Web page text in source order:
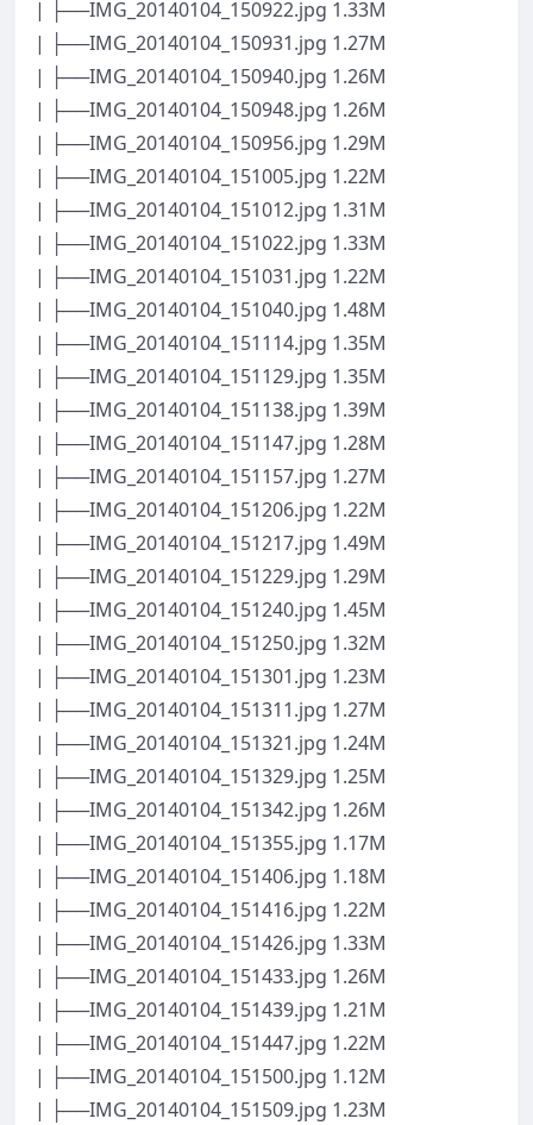
| ├──IMG_20140104_150922.jpg 1.33M
| ├──IMG_20140104_150931.jpg 1.27M
| ├──IMG_20140104_150940.jpg 1.26M
| ├──IMG_20140104_150948.jpg 1.26M
| ├──IMG_20140104_150956.jpg 1.29M
| ├──IMG_20140104_151005.jpg 1.22M
| ├──IMG_20140104_151012.jpg 1.31M
| ├──IMG_20140104_151022.jpg 1.33M
| ├──IMG_20140104_151031.jpg 1.22M
| ├──IMG_20140104_151040.jpg 1.48M
| ├──IMG_20140104_151114.jpg 1.35M
| ├──IMG_20140104_151129.jpg 1.35M
| ├──IMG_20140104_151138.jpg 1.39M
| ├──IMG_20140104_151147.jpg 1.28M
| ├──IMG_20140104_151157.jpg 1.27M
| ├──IMG_20140104_151206.jpg 1.22M
| ├──IMG_20140104_151217.jpg 1.49M
| ├──IMG_20140104_151229.jpg 1.29M
| ├──IMG_20140104_151240.jpg 1.45M
| ├──IMG_20140104_151250.jpg 1.32M
| ├──IMG_20140104_151301.jpg 1.23M
| ├──IMG_20140104_151311.jpg 1.27M
| ├──IMG_20140104_151321.jpg 1.24M
| ├──IMG_20140104_151329.jpg 1.25M
| ├──IMG_20140104_151342.jpg 1.26M
| ├──IMG_20140104_151355.jpg 1.17M
| ├──IMG_20140104_151406.jpg 1.18M
| ├──IMG_20140104_151416.jpg 1.22M
| ├──IMG_20140104_151426.jpg 1.33M
| ├──IMG_20140104_151433.jpg 1.26M
| ├──IMG_20140104_151439.jpg 1.21M
| ├──IMG_20140104_151447.jpg 1.22M
| ├──IMG_20140104_151500.jpg 1.12M
| ├──IMG_20140104_151509.jpg 1.23M